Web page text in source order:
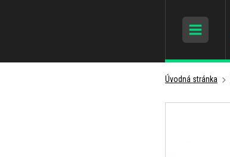
Úvodná stránka